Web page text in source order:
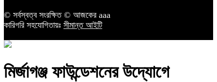
© সর্বস্বত্ব সংরক্ষিত © আজকের aaa
কারিগরি সহযোগিতায়ঃ সীমান্ত আইটি
মির্জাগঞ্জ ফাউন্ডেশনের উদ্যোগে